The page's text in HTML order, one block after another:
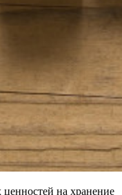
на хранение